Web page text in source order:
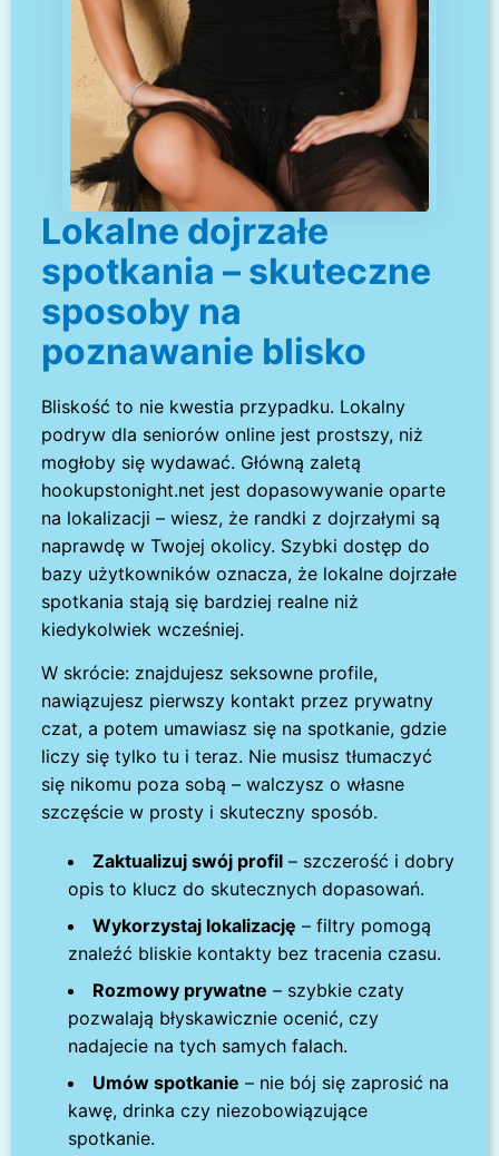
Lokalne dojrzałe
spotkania – skuteczne
sposoby na
poznawanie blisko
Bliskość to nie kwestia przypadku. Lokalny
podryw dla seniorów online jest prostszy, niż
mogłoby się wydawać. Główną zaletą
hookupstonight.net jest dopasowywanie oparte
na lokalizacji – wiesz, że randki z dojrzałymi są
naprawdę w Twojej okolicy. Szybki dostęp do
bazy użytkowników oznacza, że lokalne dojrzałe
spotkania stają się bardziej realne niż
kiedykolwiek wcześniej.
W skrócie: znajdujesz seksowne profile,
nawiązujesz pierwszy kontakt przez prywatny
czat, a potem umawiasz się na spotkanie, gdzie
liczy się tylko tu i teraz. Nie musisz tłumaczyć
się nikomu poza sobą – walczysz o własne
szczęście w prosty i skuteczny sposób.
Zaktualizuj swój profil – szczerość i dobry
opis to klucz do skutecznych dopasowań.
Wykorzystaj lokalizację – filtry pomogą
znaleźć bliskie kontakty bez tracenia czasu.
Rozmowy prywatne – szybkie czaty
pozwalają błyskawicznie ocenić, czy
nadajecie na tych samych falach.
Umów spotkanie – nie bój się zaprosić na
kawę, drinka czy niezobowiązujące
spotkanie.